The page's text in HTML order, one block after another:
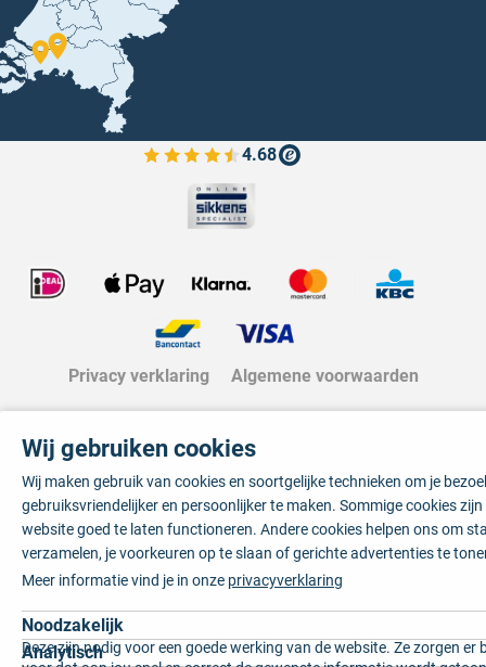
4.68
Bekijk de verfplaza beoordelingen
Privacy verklaring Algemene voorwaarden
Wij gebruiken cookies
Wij maken gebruik van cookies en soortgelijke technieken om je
gebruiksvriendelijker en persoonlijker te maken. Sommige cookies
website goed te laten functioneren. Andere cookies helpen ons om
verzamelen, je voorkeuren op te slaan of gerichte advertenties te
Meer informatie vind je in onze privacyverklaring
Noodzakelijk
Deze zijn nodig voor een goede werking van de website. Ze zorgen er
Analytisch